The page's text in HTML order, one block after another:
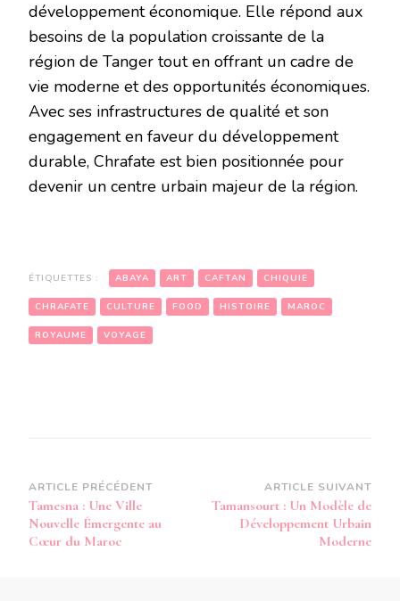
développement économique. Elle répond aux
besoins de la population croissante de la
région de Tanger tout en offrant un cadre de
vie moderne et des opportunités économiques.
Avec ses infrastructures de qualité et son
engagement en faveur du développement
durable, Chrafate est bien positionnée pour
devenir un centre urbain majeur de la région.
ÉTIQUETTES : ABAYA ART CAFTAN CHIQUIE
CHRAFATE CULTURE FOOD HISTOIRE MAROC
ROYAUME VOYAGE
Navigation
d’article
ARTICLE PRÉCÉDENT
Tamesna : Une Ville
Nouvelle Émergente au
Cœur du Maroc
ARTICLE SUIVANT
Tamansourt : Un Modèle de
Développement Urbain
Moderne